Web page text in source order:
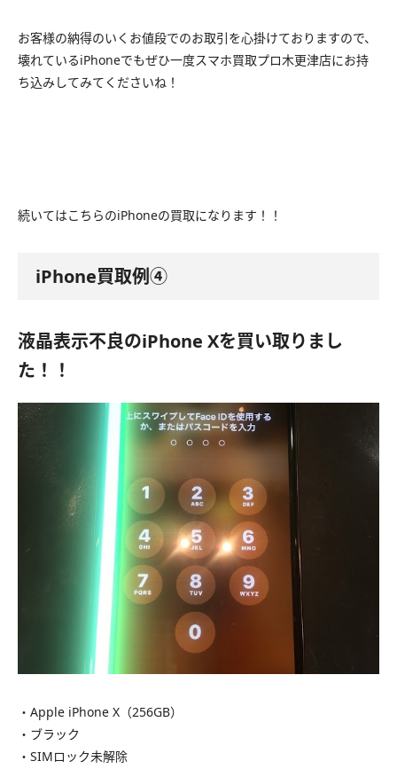
お客様の納得のいくお値段でのお取引を心掛けておりますので、
壊れているiPhoneでもぜひ一度スマホ買取プロ木更津店にお持
ち込みしてみてくださいね！
続いてはこちらのiPhoneの買取になります！！
iPhone買取例④
液晶表示不良のiPhone Xを買い取りまし
た！！
・Apple iPhone X（256GB）
・ブラック
・SIMロック未解除